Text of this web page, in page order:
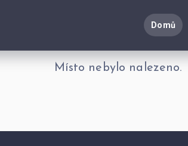
Domů
Místo nebylo nalezeno.